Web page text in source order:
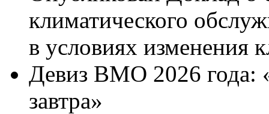
климатического
в условиях изменения
Девиз ВМО 2026 года:
завтра»